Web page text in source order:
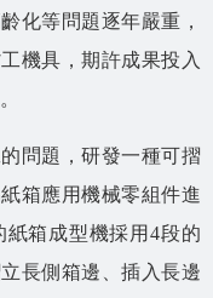
化等問題逐年嚴重，
機具，期許成果投入
問題，研發一種可摺
箱應用機械零組件進
箱成型機採用4段的
長側箱邊、插入長邊